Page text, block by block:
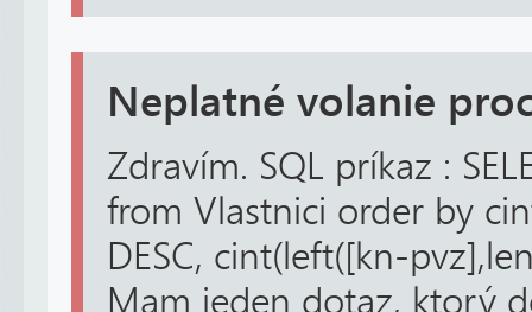
Neplatné volanie
Zdravím. SQL príkaz :
from Vlastnici order by
DESC, cint(left([kn-
Mam jeden dotaz, ktorý